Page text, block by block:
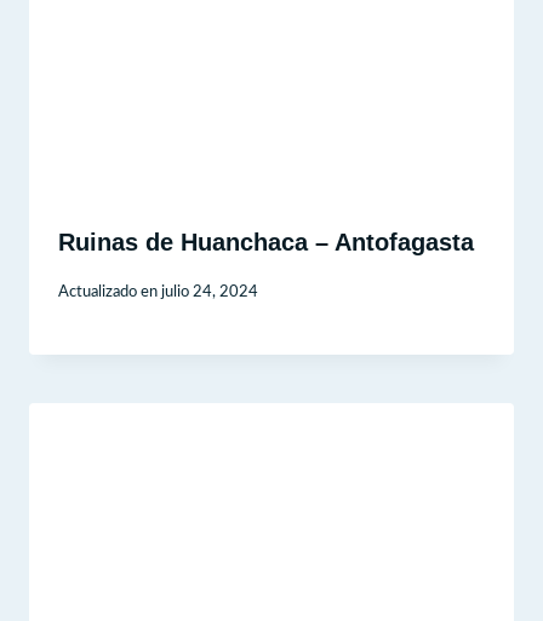
Ruinas de Huanchaca – Antofagasta
Actualizado en julio 24, 2024